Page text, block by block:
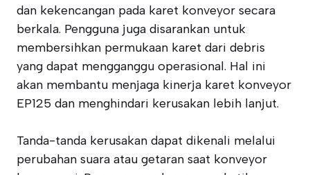
dan kekencangan pada karet konveyor secara
berkala. Pengguna juga disarankan untuk
membersihkan permukaan karet dari debris
yang dapat mengganggu operasional. Hal ini
akan membantu menjaga kinerja karet konveyor
EP125 dan menghindari kerusakan lebih lanjut.
Tanda-tanda kerusakan dapat dikenali melalui
perubahan suara atau getaran saat konveyor